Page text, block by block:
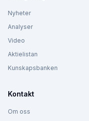
Nyheter
Analyser
Video
Aktielistan
Kunskapsbanken
Kontakt
Om oss